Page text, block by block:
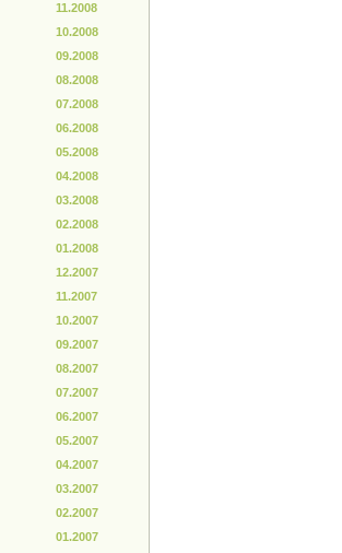
11.2008
10.2008
09.2008
08.2008
07.2008
06.2008
05.2008
04.2008
03.2008
02.2008
01.2008
12.2007
11.2007
10.2007
09.2007
08.2007
07.2007
06.2007
05.2007
04.2007
03.2007
02.2007
01.2007